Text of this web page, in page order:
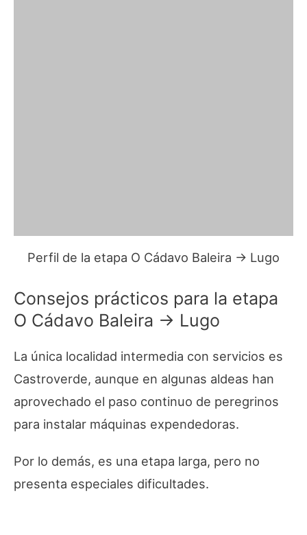
Perfil de la etapa O Cádavo Baleira → Lugo
Consejos prácticos para la etapa
O Cádavo Baleira → Lugo
La única localidad intermedia con servicios es
Castroverde, aunque en algunas aldeas han
aprovechado el paso continuo de peregrinos
para instalar máquinas expendedoras.
Por lo demás, es una etapa larga, pero no
presenta especiales dificultades.